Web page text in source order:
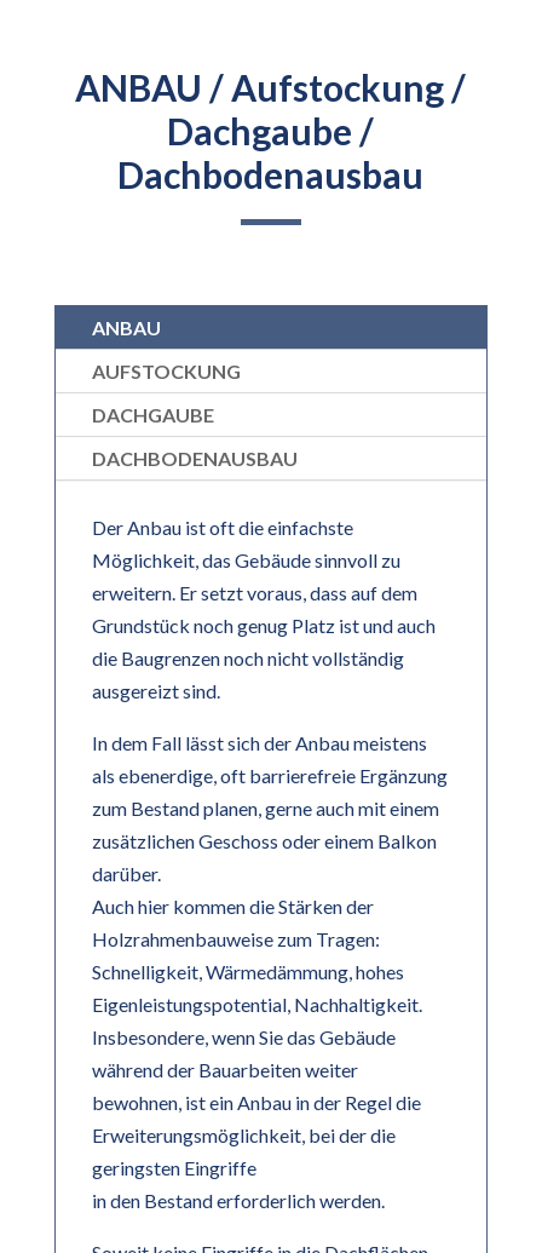
ANBAU / Aufstockung /
Dachgaube /
Dachbodenausbau
ANBAU
AUFSTOCKUNG
DACHGAUBE
DACHBODENAUSBAU
Der Anbau ist oft die einfachste
Möglichkeit, das Gebäude sinnvoll zu
erweitern. Er setzt voraus, dass auf dem
Grundstück noch genug Platz ist und auch
die Baugrenzen noch nicht vollständig
ausgereizt sind.​
In dem Fall lässt sich der Anbau meistens
als ebenerdige, oft barrierefreie Ergänzung
zum Bestand planen, gerne auch mit einem
zusätzlichen Geschoss oder einem Balkon
darüber.
Auch hier kommen die Stärken der
Holzrahmenbauweise zum Tragen:
Schnelligkeit, Wärmedämmung, hohes
Eigenleistungspotential, Nachhaltigkeit.
Insbesondere, wenn Sie das Gebäude
während der Bauarbeiten weiter
bewohnen, ist ein Anbau in der Regel die
Erweiterungsmöglichkeit, bei der die
geringsten Eingriffe
in den Bestand erforderlich werden.